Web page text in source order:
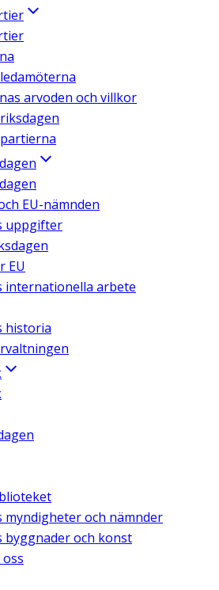
arvoden och villkor
EU-nämnden
uppgifter
EU
internationella arbete
historia
myndigheter och nämnder
byggnader och konst